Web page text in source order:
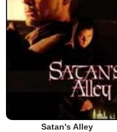
Satan's Alley